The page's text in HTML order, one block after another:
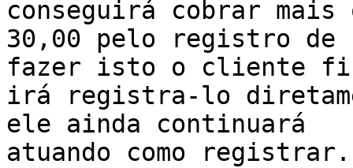
conseguirá cobrar mais
30,00 pelo registro de
fazer isto o cliente
irá registra-lo
ele ainda continuará
atuando como registrar.